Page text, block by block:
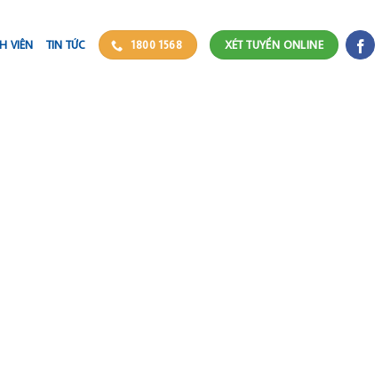
VIÊN TIN TỨC 1800 1568 XÉT TUYỂN ONLINE